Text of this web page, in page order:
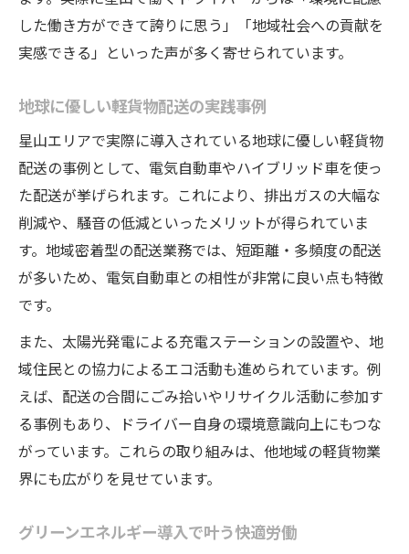
した働き方ができて誇りに思う」「地域社会への貢献を
実感できる」といった声が多く寄せられています。
地球に優しい軽貨物配送の実践事例
星山エリアで実際に導入されている地球に優しい軽貨物
配送の事例として、電気自動車やハイブリッド車を使っ
た配送が挙げられます。これにより、排出ガスの大幅な
削減や、騒音の低減といったメリットが得られていま
す。地域密着型の配送業務では、短距離・多頻度の配送
が多いため、電気自動車との相性が非常に良い点も特徴
です。
また、太陽光発電による充電ステーションの設置や、地
域住民との協力によるエコ活動も進められています。例
えば、配送の合間にごみ拾いやリサイクル活動に参加す
る事例もあり、ドライバー自身の環境意識向上にもつな
がっています。これらの取り組みは、他地域の軽貨物業
界にも広がりを見せています。
グリーンエネルギー導入で叶う快適労働